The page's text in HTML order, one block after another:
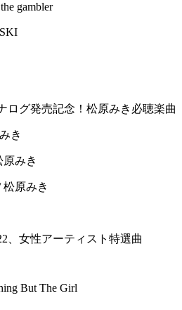
gambler
ログ発売記念！松原みき必聴楽曲
き
みき
原みき
、女性アーティスト特選曲
But The Girl